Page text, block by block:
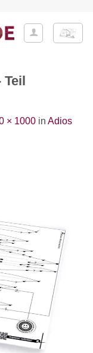
Teil
× 1000 in Adios